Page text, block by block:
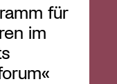
für
im